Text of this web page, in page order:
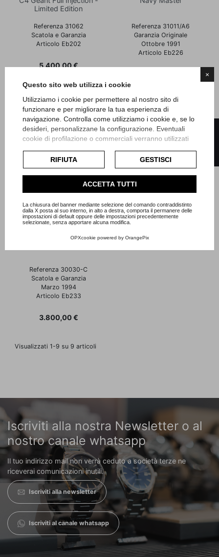
×
Questo sito web utilizza i cookie
Utilizziamo i cookie per permettere al nostro sito di
funzionare e per migliorare la tua esperienza di
navigazione. Controlla come utilizziamo i cookie e, se lo
desideri, personalizzane la configurazione. Eventuali
cookie di profilazione o commerciali verranno utilizzati
dell'utente e, se consentito, potrebbero essere utilizzati
per personalizzare gli annunci pubblicitari. Per ulteriori
informazioni su come Google utilizza i dati raccolti,
politica sulla privacy di Google
Consulta l'informativa cookie completa.
RIFIUTA GESTISCI
ACCETTA TUTTI
La chiusura del banner mediante selezione del comando contraddistinto
dalla X posta al suo interno, in alto a destra, comporta il permanere delle
impostazioni di default oppure delle impostazioni precedentemente
selezionate, senza apportare alcuna modifica.
OPXcookie powered by OrangePix
Limited Edition
Referenza 31062
Scatola e Garanzia
Articolo Eb202
Prezzo
5.400,00 €
Referenza 31011/A6
Garanzia Originale
Ottobre 1991
Articolo Eb226
Referenza 30030-C
Scatola e Garanzia
Marzo 1994
Articolo Eb233
Prezzo
3.800,00 €
Visualizzati 1-9 su 9 articoli
Iscriviti alla nostra Newsletter o al
nostro canale whatsapp
Il tuo indirizzo mail non verrà ceduto a società terze ne
riceverai comunicazioni inutili.
Iscriviti alla newsletter
Iscriviti al canale whatsapp